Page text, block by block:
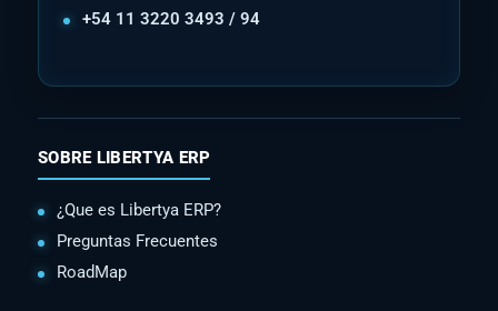
+54 11 3220 3493 / 94
SOBRE LIBERTYA ERP
¿Que es Libertya ERP?
Preguntas Frecuentes
RoadMap